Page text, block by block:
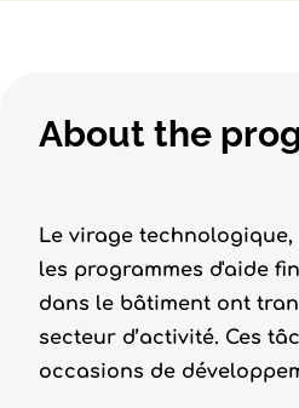
About the
Le virage
les programmes d'aide
dans le bâtiment ont
secteur d’activité. Ces
occasions de